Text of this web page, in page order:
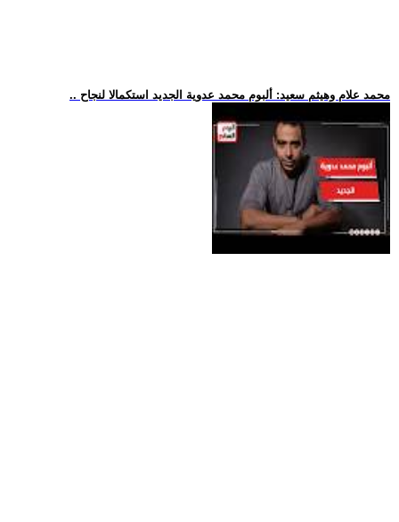
.. محمد علام وهيثم سعيد: ألبوم محمد عدوية الجديد استكمالا لنجاح